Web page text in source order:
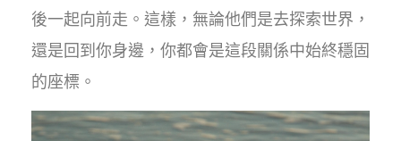
後一起向前走。這樣，無論他們是去探索世界，
還是回到你身邊，你都會是這段關係中始終穩固
的座標。